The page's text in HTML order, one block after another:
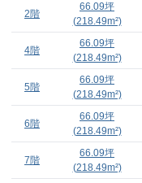
2階
66.09坪
(218.49m²)
4階
66.09坪
(218.49m²)
5階
66.09坪
(218.49m²)
6階
66.09坪
(218.49m²)
7階
66.09坪
(218.49m²)